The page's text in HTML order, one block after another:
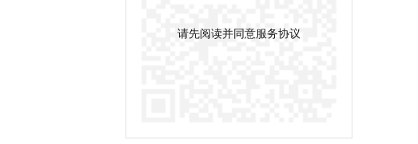
请先阅读并同意服务协议